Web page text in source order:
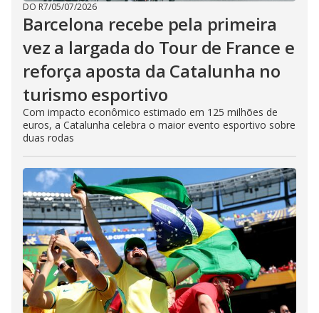
DO R7/05/07/2026
Barcelona recebe pela primeira
vez a largada do Tour de France e
reforça aposta da Catalunha no
turismo esportivo
Com impacto econômico estimado em 125 milhões de
euros, a Catalunha celebra o maior evento esportivo sobre
duas rodas